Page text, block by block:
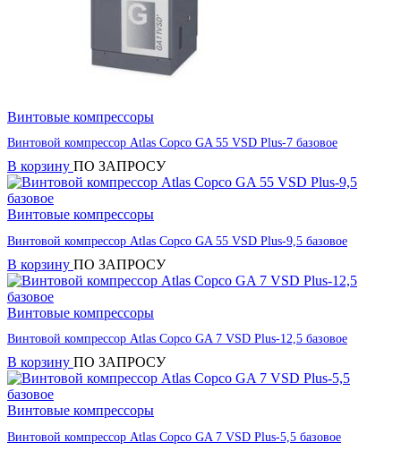
Винтовые компрессоры
Винтовой компрессор Atlas Copco GA 55 VSD Plus-7 базовое
В корзину ПО ЗАПРОСУ
Винтовые компрессоры
Винтовой компрессор Atlas Copco GA 55 VSD Plus-9,5 базовое
В корзину ПО ЗАПРОСУ
Винтовые компрессоры
Винтовой компрессор Atlas Copco GA 7 VSD Plus-12,5 базовое
В корзину ПО ЗАПРОСУ
Винтовые компрессоры
Винтовой компрессор Atlas Copco GA 7 VSD Plus-5,5 базовое